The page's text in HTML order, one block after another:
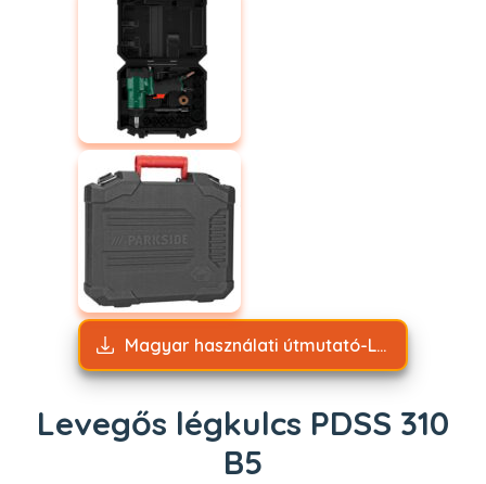
Magyar használati útmutató-Levegős légkulcs PDSS 310 B5.pdf
Levegős légkulcs PDSS 310
B5